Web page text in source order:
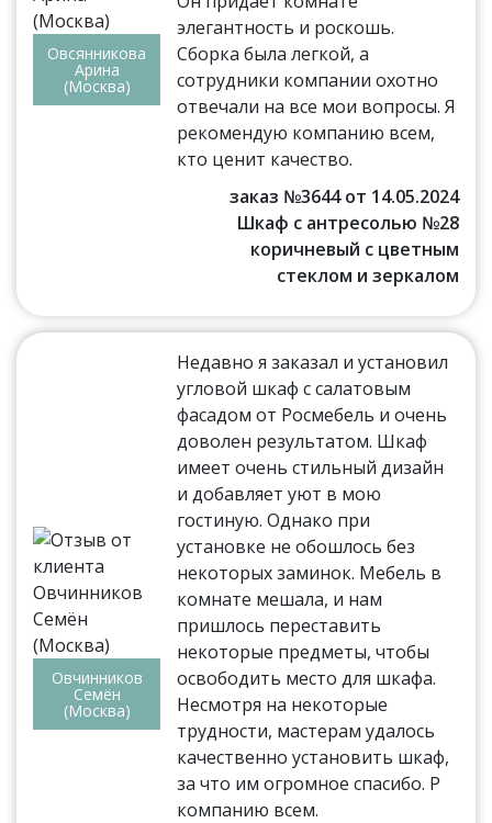
Овсянникова
Арина
(Москва)
элегантность и роскошь.
Сборка была легкой, а
сотрудники компании охотно
отвечали на все мои вопросы. Я
рекомендую компанию всем,
кто ценит качество.
заказ №3644 от 14.05.2024
Шкаф с антресолью №28
коричневый с цветным
стеклом и зеркалом
Овчинников
Семён
(Москва)
Недавно я заказал и установил
угловой шкаф с салатовым
фасадом от Росмебель и очень
доволен результатом. Шкаф
имеет очень стильный дизайн
и добавляет уют в мою
гостиную. Однако при
установке не обошлось без
некоторых заминок. Мебель в
комнате мешала, и нам
пришлось переставить
некоторые предметы, чтобы
освободить место для шкафа.
Несмотря на некоторые
трудности, мастерам удалось
качественно установить шкаф,
за что им огромное спасибо. Р
компанию всем.